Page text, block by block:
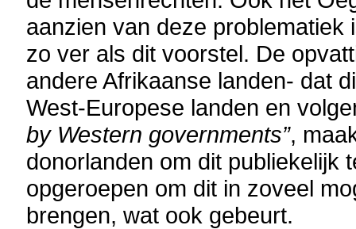
aanzien van deze problematiek
zo ver als dit voorstel. De
andere Afrikaanse landen- dat
West-Europese landen en
by Western governments”,
donorlanden om dit publiekelijk
opgeroepen om dit in zoveel
brengen, wat ook gebeurt.